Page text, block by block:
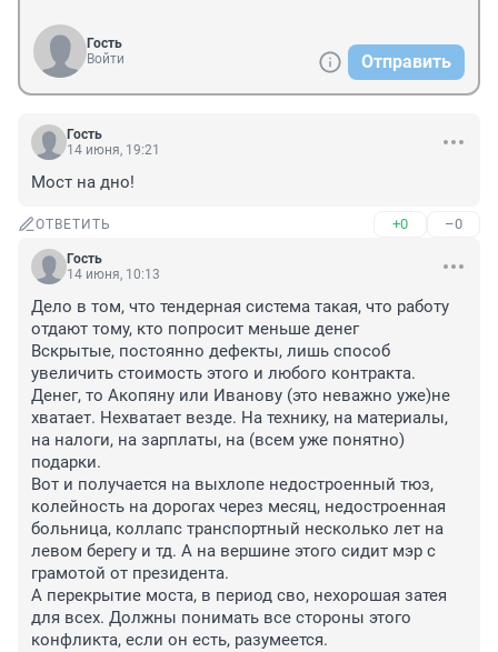
Гость
Войти
Отправить
Гость
14 июня, 19:21
Мост на дно!
ОТВЕТИТЬ +0 –0
Гость
14 июня, 10:13
Дело в том, что тендерная система такая, что работу
отдают тому, кто попросит меньше денег
Вскрытые, постоянно дефекты, лишь способ
увеличить стоимость этого и любого контракта.
Денег, то Акопяну или Иванову (это неважно уже)не
хватает. Нехватает везде. На технику, на материалы,
на налоги, на зарплаты, на (всем уже понятно)
подарки.
Вот и получается на выхлопе недостроенный тюз,
колейность на дорогах через месяц, недостроенная
больница, коллапс транспортный несколько лет на
левом берегу и тд. А на вершине этого сидит мэр с
грамотой от президента.
А перекрытие моста, в период сво, нехорошая затея
для всех. Должны понимать все стороны этого
конфликта, если он есть, разумеется.